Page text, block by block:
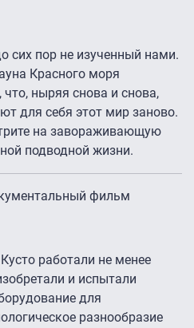
сих пор не изученный нами.
Красного моря
ныряя снова и снова,
для себя этот мир заново.
на завораживающую
подводной жизни.
фильм
работали не менее
и испытали
для
разнообразие